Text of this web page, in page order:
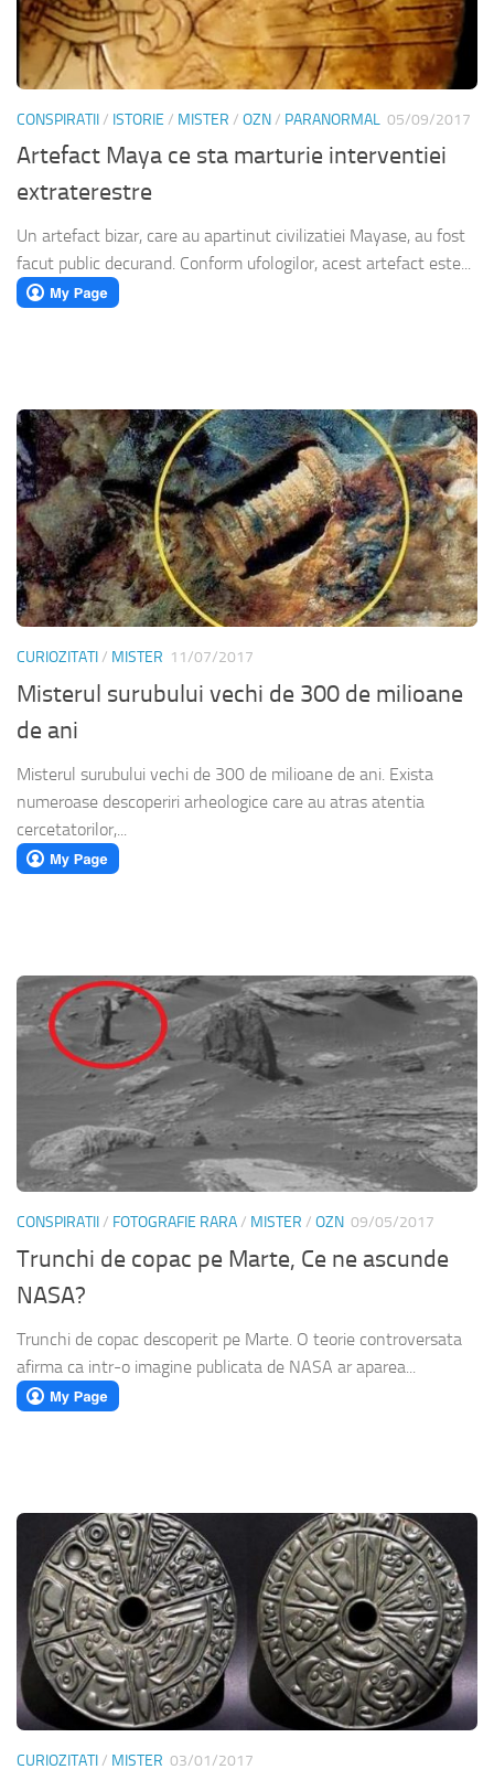
CONSPIRATII/ ISTORIE / MISTER / OZN/ PARANORMAL 05/09/2017
Artefact Maya ce sta marturie interventiei
extraterestre
Un artefact bizar, care au apartinut civilizatiei Mayase, au fost
facut public decurand. Conform ufologilor, acest artefact este...
CURIOZITATI/ MISTER 11/07/2017
Misterul surubului vechi de 300 de milioane
de ani
Misterul surubului vechi de 300 de milioane de ani. Exista
numeroase descoperiri arheologice care au atras atentia
cercetatorilor,...
CONSPIRATII/ FOTOGRAFIE RARA/ MISTER / OZN 09/05/2017
Trunchi de copac pe Marte, Ce ne ascunde
NASA?
Trunchi de copac descoperit pe Marte. O teorie controversata
afirma ca intr-o imagine publicata de NASA ar aparea...
CURIOZITATI/ MISTER 03/01/2017